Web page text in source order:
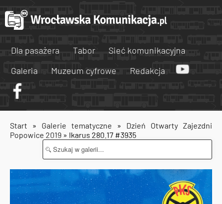
Dla pasażera Tabor
Sieć komunikacyjna
Galeria
Muzeum cyfrowe Redakcja
Start » Galerie tematyczne » Dzień Otwarty Zajezdni
Popowice 2019 » Ikarus 280.17 #3935